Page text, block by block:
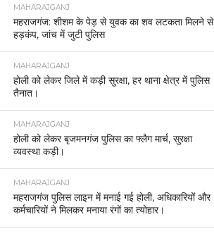
MAHARAJGANJ
महराजगंज: शीशम के पेड़ से युवक का शव लटकता मिलने से
हड़कंप, जांच में जुटी पुलिस
MAHARAJGANJ
होली को लेकर जिले में कड़ी सुरक्षा, हर थाना क्षेत्र में पुलिस
तैनात।
MAHARAJGANJ
होली को लेकर बृजमनगंज पुलिस का फ्लैग मार्च, सुरक्षा
व्यवस्था कड़ी।
MAHARAJGANJ
महराजगंज पुलिस लाइन में मनाई गई होली, अधिकारियों और
कर्मचारियों ने मिलकर मनाया रंगों का त्योहार।